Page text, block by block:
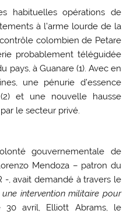
habituelles opérations de
à l’arme lourde de la
colombien de Petare
probablement téléguidée
pays, à Guanare (1). Avec en
une pénurie d’essence
et une nouvelle hausse
le secteur privé.
gouvernementale de
Mendoza – patron du
-, avait demandé à travers le
une intervention militaire pour
avril, Elliott Abrams, le